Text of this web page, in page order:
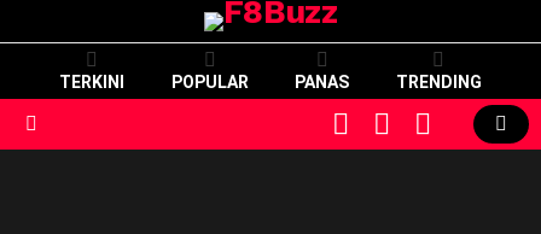
TERKINI POPULAR PANAS TRENDING
SWITCH
SKIN
CART LOGIN